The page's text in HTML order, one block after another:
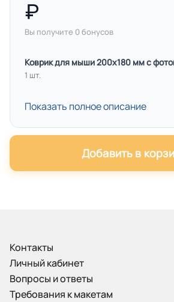
Вы получите 0 бонусов
Коврик для мыши 200х180 мм с
1 шт.
Показать полное описание
Добавить в
Контакты
Личный кабинет
Вопросы и ответы
Требования к макетам